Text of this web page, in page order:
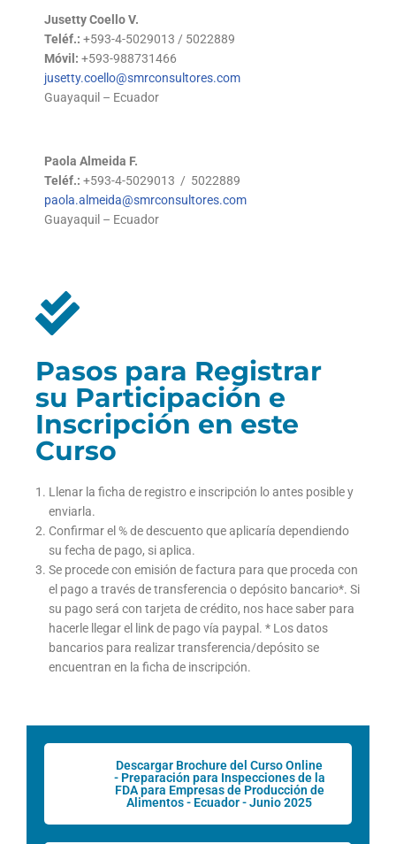
Jusetty Coello V.
Teléf.: +593-4-5029013 / 5022889
Móvil: +593-988731466
jusetty.coello@smrconsultores.com
Guayaquil – Ecuador
Paola Almeida F.
Teléf.: +593-4-5029013 / 5022889
paola.almeida@smrconsultores.com
Guayaquil – Ecuador
Pasos para Registrar
su Participación e
Inscripción en este
Curso
Llenar la ficha de registro e inscripción lo antes posible y
enviarla.
Confirmar el % de descuento que aplicaría dependiendo
su fecha de pago, si aplica.
Se procede con emisión de factura para que proceda con
el pago a través de transferencia o depósito bancario*. Si
su pago será con tarjeta de crédito, nos hace saber para
hacerle llegar el link de pago vía paypal. * Los datos
bancarios para realizar transferencia/depósito se
encuentran en la ficha de inscripción.
Descargar Brochure del Curso Online
- Preparación para Inspecciones de la
FDA para Empresas de Producción de
Alimentos - Ecuador - Junio 2025